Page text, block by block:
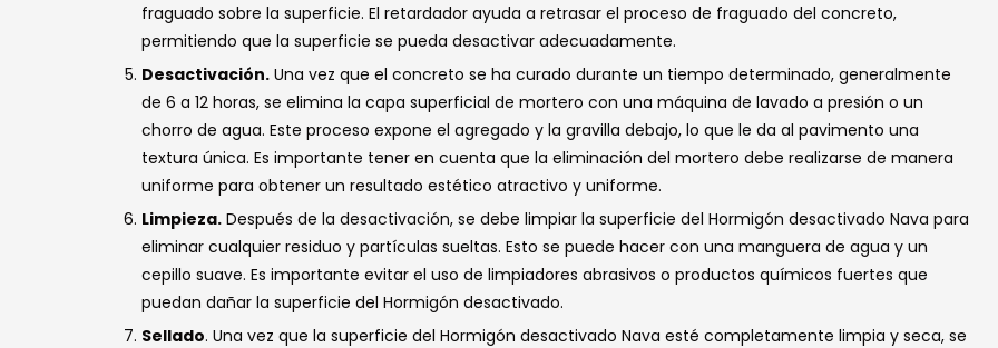
fraguado sobre la superficie. El retardador ayuda a retrasar el proceso de fraguado del concreto,
permitiendo que la superficie se pueda desactivar adecuadamente.
Desactivación. Una vez que el concreto se ha curado durante un tiempo determinado, generalmente
de 6 a 12 horas, se elimina la capa superficial de mortero con una máquina de lavado a presión o un
chorro de agua. Este proceso expone el agregado y la gravilla debajo, lo que le da al pavimento una
textura única. Es importante tener en cuenta que la eliminación del mortero debe realizarse de manera
uniforme para obtener un resultado estético atractivo y uniforme.
Limpieza. Después de la desactivación, se debe limpiar la superficie del Hormigón desactivado Nava para
eliminar cualquier residuo y partículas sueltas. Esto se puede hacer con una manguera de agua y un
cepillo suave. Es importante evitar el uso de limpiadores abrasivos o productos químicos fuertes que
puedan dañar la superficie del Hormigón desactivado.
Sellado. Una vez que la superficie del Hormigón desactivado Nava esté completamente limpia y seca, se